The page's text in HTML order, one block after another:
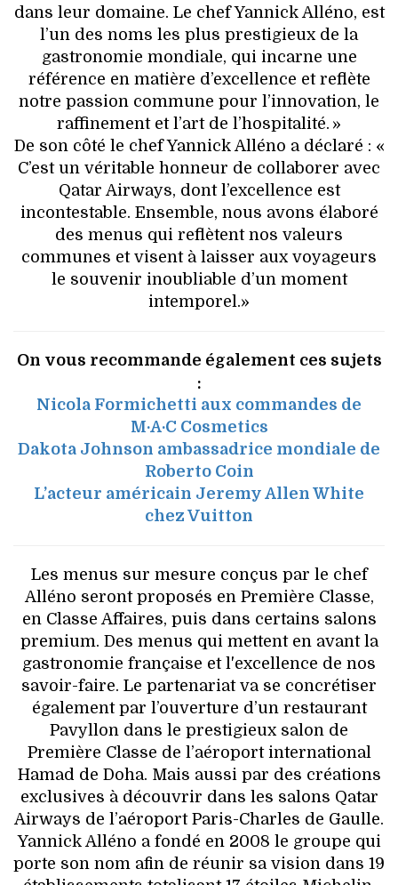
dans leur domaine. Le chef Yannick Alléno, est
l’un des noms les plus prestigieux de la
gastronomie mondiale, qui incarne une
référence en matière d’excellence et reflète
notre passion commune pour l’innovation, le
raffinement et l’art de l’hospitalité. »
De son côté le chef Yannick Alléno a déclaré : «
C’est un véritable honneur de collaborer avec
Qatar Airways, dont l’excellence est
incontestable. Ensemble, nous avons élaboré
des menus qui reflètent nos valeurs
communes et visent à laisser aux voyageurs
le souvenir inoubliable d’un moment
intemporel.»
On vous recommande également ces sujets
:
Nicola Formichetti aux commandes de
M·A·C Cosmetics
Dakota Johnson ambassadrice mondiale de
Roberto Coin
L’acteur américain Jeremy Allen White
chez Vuitton
Les menus sur mesure conçus par le chef
Alléno seront proposés en Première Classe,
en Classe Affaires, puis dans certains salons
premium. Des menus qui mettent en avant la
gastronomie française et l'excellence de nos
savoir-faire. Le partenariat va se concrétiser
également par l’ouverture d’un restaurant
Pavyllon dans le prestigieux salon de
Première Classe de l’aéroport international
Hamad de Doha. Mais aussi par des créations
exclusives à découvrir dans les salons Qatar
Airways de l’aéroport Paris-Charles de Gaulle.
Yannick Alléno a fondé en 2008 le groupe qui
porte son nom afin de réunir sa vision dans 19